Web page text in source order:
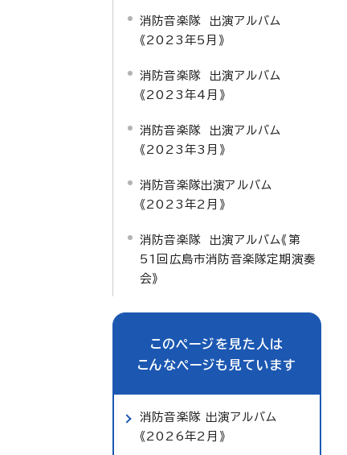
消防音楽隊 出演アルバム
《2023年5月》
消防音楽隊 出演アルバム
《2023年4月》
消防音楽隊 出演アルバム
《2023年3月》
消防音楽隊出演アルバム
《2023年2月》
消防音楽隊 出演アルバム《第
51回広島市消防音楽隊定期演奏
会》
このページを見た人は
こんなページも見ています
消防音楽隊 出演アルバム
《2026年2月》